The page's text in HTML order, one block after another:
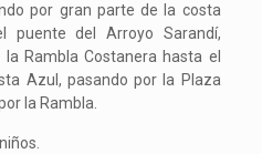
por gran parte de la costa
puente del Arroyo Sarandí,
Rambla Costanera hasta el
Azul, pasando por la Plaza
la Rambla.